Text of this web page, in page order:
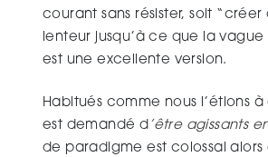
courant sans résister, soit
lenteur jusqu’à ce que la
est une excellente version.
Habitués comme nous l’étions
est demandé d ’être agissants
de paradigme est colossal alors